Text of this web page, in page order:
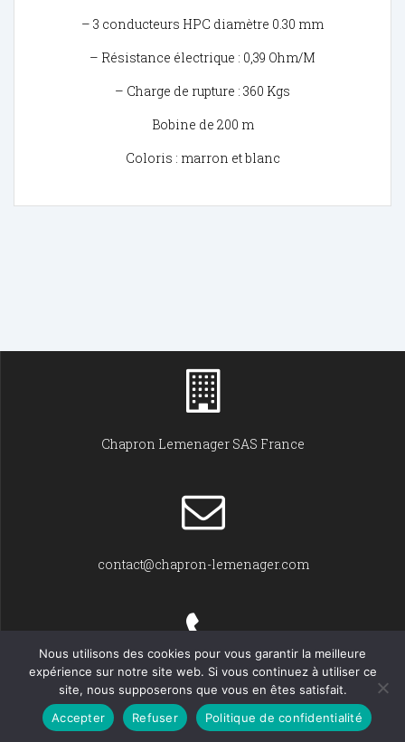
– 3 conducteurs HPC diamètre 0.30 mm
– Résistance électrique : 0,39 Ohm/M
– Charge de rupture : 360 Kgs
Bobine de 200 m
Coloris : marron et blanc
Chapron Lemenager SAS France
contact@chapron-lemenager.com
+33 (0)2 31 22 02 55
Nous utilisons des cookies pour vous garantir la meilleure
expérience sur notre site web. Si vous continuez à utiliser ce
site, nous supposerons que vous en êtes satisfait.
Accepter
Refuser Politique de confidentialité